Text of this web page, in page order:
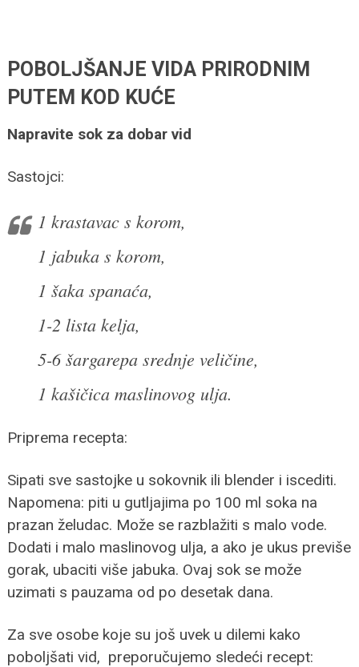
POBOLJŠANJE VIDA PRIRODNIM
PUTEM KOD KUĆE
Napravite sok za dobar vid
Sastojci:
1 krastavac s korom,
1 jabuka s korom,
1 šaka spanaća,
1-2 lista kelja,
5-6 šargarepa srednje veličine,
1 kašičica maslinovog ulja.
Priprema recepta:
Sipati sve sastojke u sokovnik ili blender i iscediti.
Napomena: piti u gutljajima po 100 ml soka na
prazan želudac. Može se razblažiti s malo vode.
Dodati i malo maslinovog ulja, a ako je ukus previše
gorak, ubaciti više jabuka. Ovaj sok se može
uzimati s pauzama od po desetak dana.
Za sve osobe koje su još uvek u dilemi kako
poboljšati vid, preporučujemo sledeći recept: